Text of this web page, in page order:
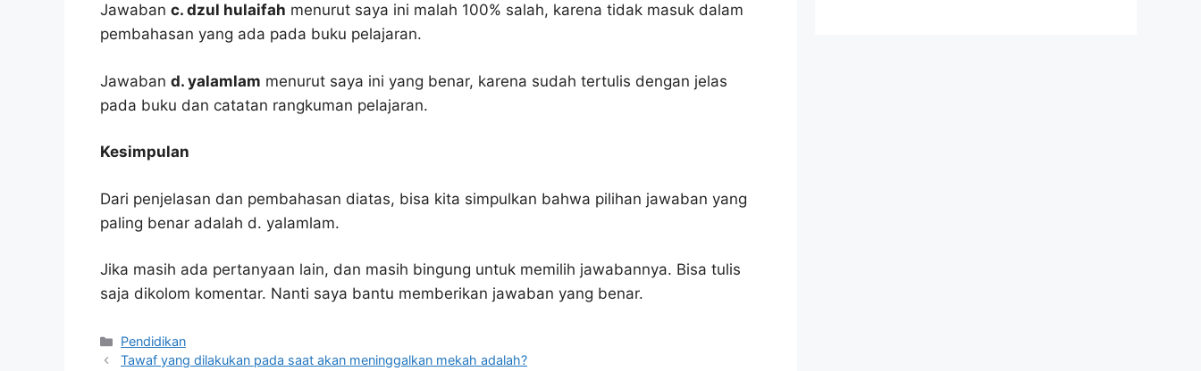
Jawaban c. dzul hulaifah menurut saya ini malah 100% salah, karena tidak masuk dalam
pembahasan yang ada pada buku pelajaran.
Jawaban d. yalamlam menurut saya ini yang benar, karena sudah tertulis dengan jelas
pada buku dan catatan rangkuman pelajaran.
Kesimpulan
Dari penjelasan dan pembahasan diatas, bisa kita simpulkan bahwa pilihan jawaban yang
paling benar adalah d. yalamlam.
Jika masih ada pertanyaan lain, dan masih bingung untuk memilih jawabannya. Bisa tulis
saja dikolom komentar. Nanti saya bantu memberikan jawaban yang benar.
Kategori
Pendidikan
Tawaf yang dilakukan pada saat akan meninggalkan mekah adalah?